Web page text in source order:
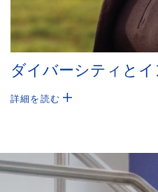
ダイバーシティと
詳細を読む